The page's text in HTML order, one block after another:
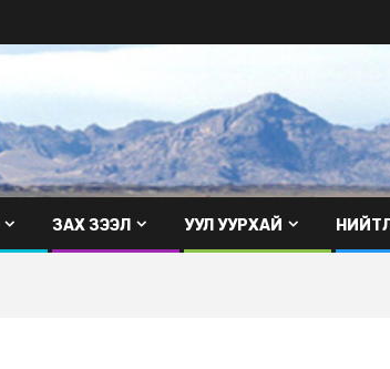
ЗАХ ЗЭЭЛ УУЛ УУРХАЙ